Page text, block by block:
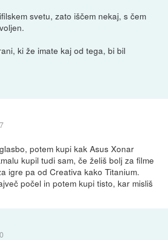
svetu, zato iščem nekaj, s čem
ki že imate kaj od tega, bi bil
potem kupi kak Asus Xonar
kupil tudi sam, če želiš bolj za filme
igre pa od Creativa kako Titanium.
počel in potem kupi tisto, kar misliš